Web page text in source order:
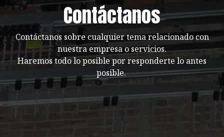
Contáctanos
Contáctanos sobre cualquier tema relacionado con
nuestra empresa o servicios.
Haremos todo lo posible por responderte lo antes
posible.